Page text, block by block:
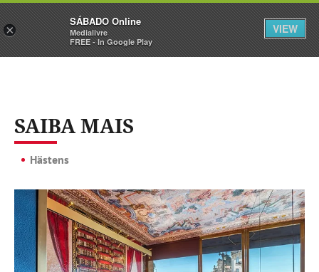
Sábado Assine Iniciar Sessão
SAIBA MAIS
Hästens
×
SÁBADO Online
Medialivre
FREE - In Google Play
VIEW